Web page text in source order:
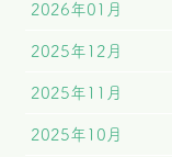
2026年01月
2025年12月
2025年11月
2025年10月